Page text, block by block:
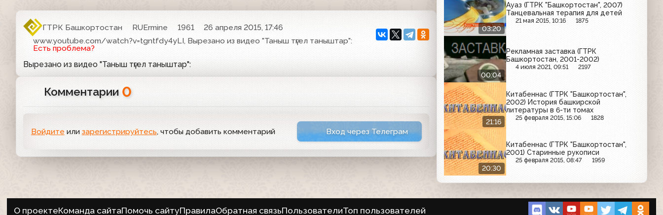
ГТРК Башкортостан RUErmine 1961
26 апреля 2015, 17:46
www.youtube.com/watch?v=tgntfdy4yLI, Вырезано из видео "Таныш түгел таныштар":
Есть проблема?
Вырезано из видео "Таныш түгел таныштар":
Комментарии 0
Войдите или зарегистрируйтесь, чтобы добавить комментарий Вход через Телеграм
03:20
Ауаз (ГТРК "Башкортостан", 2007)
Танцевальная терапия для детей
21 мая 2015, 10:16 1875
00:04
Рекламная заставка (ГТРК
Башкортостан, 2001-2002)
4 июля 2021, 09:51 2197
21:16
Китабеннас (ГТРК "Башкортостан",
2002) История башкирской
литературы в 6-ти томах
25 февраля 2015, 15:06 1828
20:30
Китабеннас (ГТРК "Башкортостан",
2001) Старинные рукописи
25 февраля 2015, 08:47 1959
О проектеКоманда сайтаПомочь сайтуПравилаОбратная связьПользователиТоп пользователей